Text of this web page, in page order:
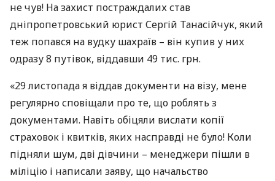
не чув! На захист постраждалих став
дніпропетровський юрист Сергій Танасійчук, який
теж попався на вудку шахраїв – він купив у них
одразу 8 путівок, віддавши 49 тис. грн.
«29 листопада я віддав документи на візу, мене
регулярно сповіщали про те, що роблять з
документами. Навіть обіцяли вислати копії
страховок і квитків, яких насправді не було! Коли
підняли шум, дві дівчини – менеджери пішли в
міліцію і написали заяву, що начальство